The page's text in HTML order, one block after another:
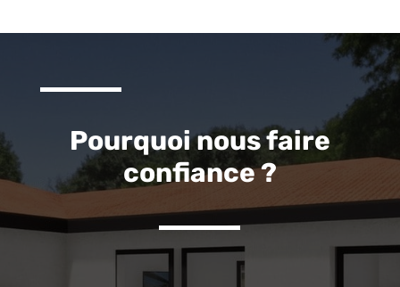
Pourquoi nous faire
confiance ?